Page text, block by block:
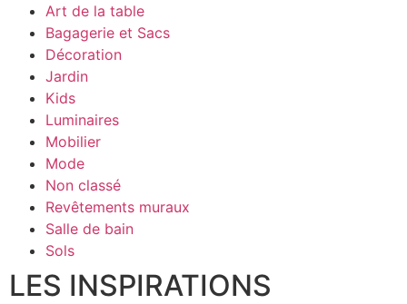
Art de la table
Bagagerie et Sacs
Décoration
Jardin
Kids
Luminaires
Mobilier
Mode
Non classé
Revêtements muraux
Salle de bain
Sols
LES INSPIRATIONS